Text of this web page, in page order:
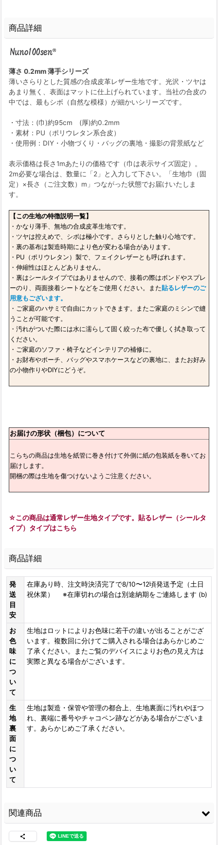
商品詳細
薄さ 0.2mm 薄手シリーズ
薄いさらりとした質感の合成皮革レザー生地です。光沢・ツヤは
あまり無く、表面はマットに仕上げられています。当社の合皮の
中では、最もシボ（自然な模様）が細かいシリーズです。
・寸法：(巾)約95cm (厚)約0.2mm
・素材：PU（ポリウレタン系合皮）
・使用例：DIY・小物づくり・バッグの裏地・撮影の背景紙など
表示価格は長さ1mあたりの価格です（巾は表示サイズ固定）。
2m必要な場合は、数量に「2」と入力して下さい。「生地巾（固
定）×長さ（ご注文数）m」つながった状態でお届けいたしま
す。
【この生地の特徴説明一覧】
・かなり薄手、無地の合成皮革生地です。
・ツヤは控えめで、シボは極小です。さらりとした触り心地です。
・裏の基布は製造時期により色が変わる場合があります。
・PU（ポリウレタン）製で、フェイクレザーとも呼ばれます。
・伸縮性はほとんどありません。
・裏はシールタイプではありませんので、接着の際はボンドやスプレ
ーのり、両面接着シートなどをご使用ください。また貼るレザーのご
用意もございます。
・ご家庭のハサミで自由にカットできます。またご家庭のミシンで縫
うことが可能です。
・汚れがついた際には水に濡らして固く絞った布で優しく拭き取って
ください。
・ご家庭のソファ・椅子などインテリアの補修に。
・お財布やポーチ、バッグやスマホケースなどの裏地に、またお好み
の小物作りやDIYにどうぞ。
お届けの形状（梱包）について
こらちの商品は生地を紙管に巻き付けて外側に紙の包装紙を巻いてお
届けします。
開梱の際は生地を傷つけないようご注意ください。
☆この商品は通常レザー生地タイプです。貼るレザー（シールタ
イプ）タイプはこちら
商品詳細
発
送
目
安
在庫あり時、注文時決済完了で8/10〜12頃発送予定（土日
祝休業） ※在庫切れの場合は別途納期をご連絡します (b)
お
色
味
に
つ
い
て
生地はロットによりお色味に若干の違いが出ることがござ
います。複数回に分けてご購入される場合はあらかじめご
了承ください。またご覧のデバイスによりお色の見え方は
実際と異なる場合がございます。
生
地
裏
面
に
つ
い
て
生地は製造・保管や管理の都合上、生地裏面に汚れやほつ
れ、裏端に番号やチャコペン跡などがある場合がございま
す。あらかじめご了承ください。
関連商品